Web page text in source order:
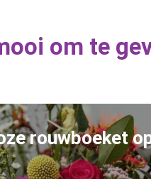
om te
rouwboeket